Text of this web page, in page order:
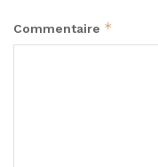
Commentaire *